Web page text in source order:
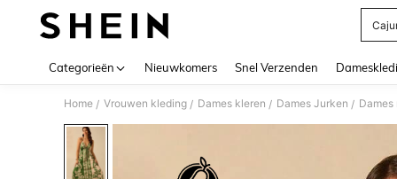
Categorieën Nieuwkomers Snel Verzenden
Home / Vrouwen kleding / Dames kleren / Dames Jurken /